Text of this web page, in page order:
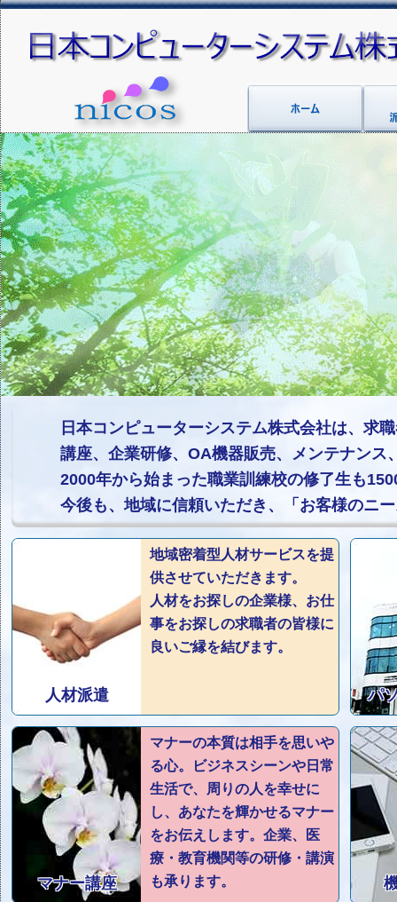
日本コンピューターシステム株式会社は、求
講座、企業研修、OA機器販売、メンテナンス
2000年から始まった職業訓練校の修了生も
今後も、地域に信頼いただき、「お客様のニ
人材派遣
地域密着型人材サービスを提
供させていただきます。
人材をお探しの企業様、お仕
事をお探しの求職者の皆様に
良いご縁を結びます。
パ
マナー講座
マナーの本質は相手を思いや
る心。ビジネスシーンや日常
生活で、周りの人を幸せに
し、あなたを輝かせるマナー
をお伝えします。企業、医
療・教育機関等の研修・講演
も承ります。